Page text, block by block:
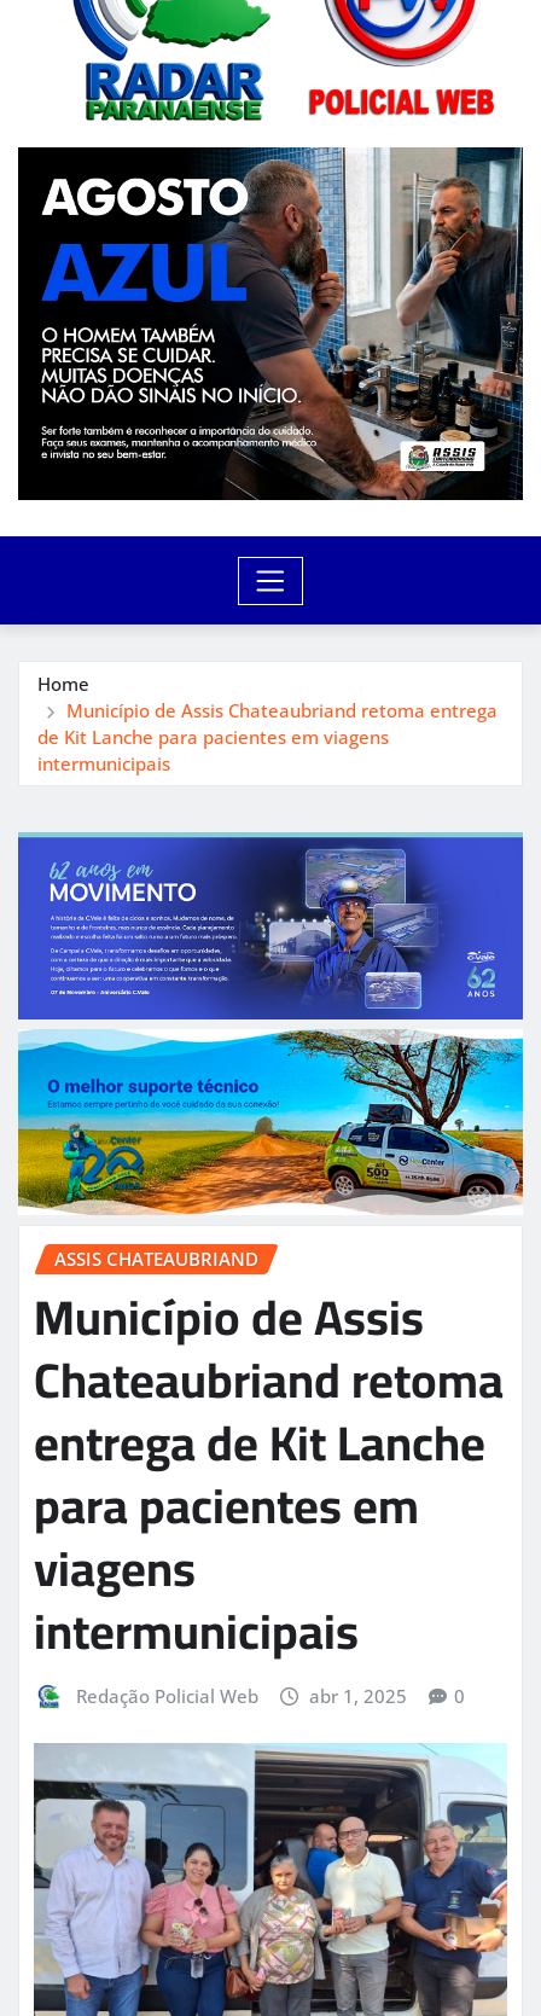
Home
Município de Assis Chateaubriand retoma entrega
de Kit Lanche para pacientes em viagens
intermunicipais
ASSIS CHATEAUBRIAND
Município de Assis
Chateaubriand retoma
entrega de Kit Lanche
para pacientes em
viagens
intermunicipais
Redação Policial Web abr 1, 2025 0